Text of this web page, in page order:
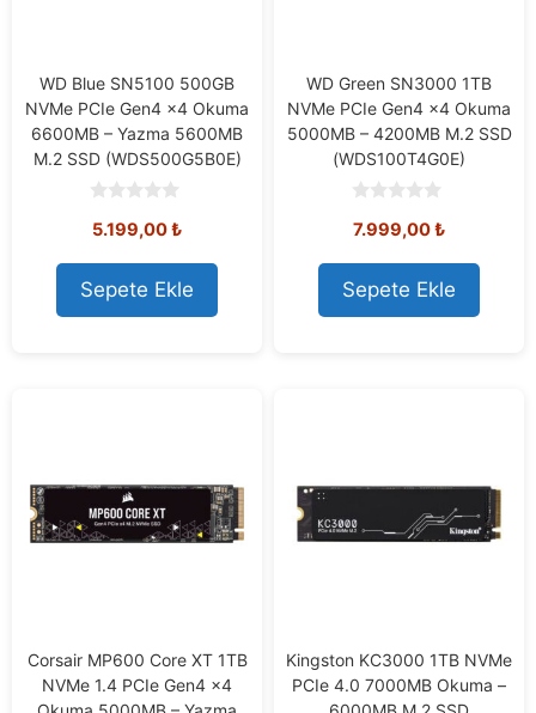
WD Blue SN5100 500GB
NVMe PCIe Gen4 x4 Okuma
6600MB – Yazma 5600MB
M.2 SSD (WDS500G5B0E)
o
t
o
f
5
5.199,00₺
Sepete Ekle
WD Green SN3000 1TB
NVMe PCIe Gen4 x4 Okuma
5000MB – 4200MB M.2 SSD
(WDS100T4G0E)
o
t
o
f
5
7.999,00₺
Sepete Ekle
Corsair MP600 Core XT 1TB
NVMe 1.4 PCIe Gen4 x4
Kingston KC3000 1TB NVMe
PCIe 4.0 7000MB Okuma –